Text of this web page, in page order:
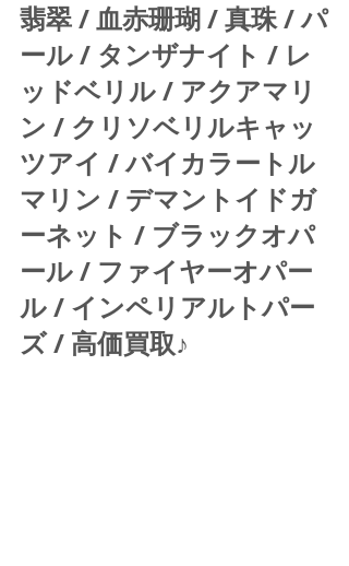
翡翠 / 血赤珊瑚 / 真珠 / パ
ール / タンザナイト / レ
ッドベリル / アクアマリ
ン / クリソベリルキャッ
ツアイ / バイカラートル
マリン / デマントイドガ
ーネット / ブラックオパ
ール / ファイヤーオパー
ル / インペリアルトパー
ズ / 高価買取♪